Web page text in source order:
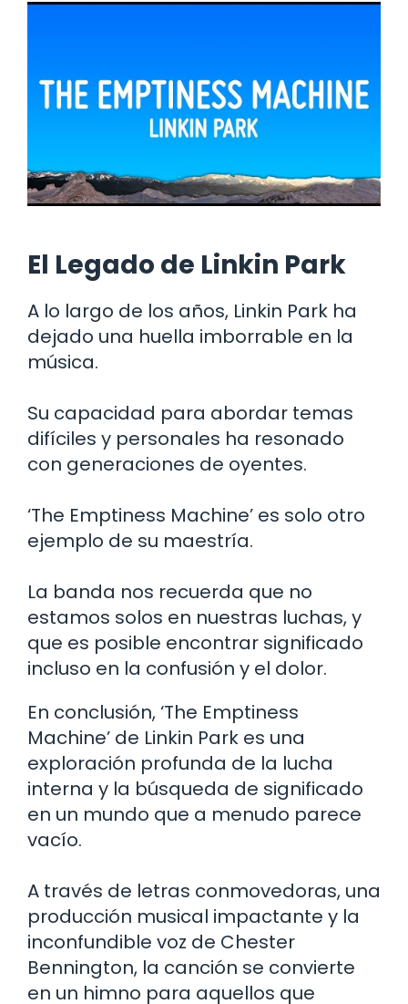
El Legado de Linkin Park
A lo largo de los años, Linkin Park ha
dejado una huella imborrable en la
música.
Su capacidad para abordar temas
difíciles y personales ha resonado
con generaciones de oyentes.
‘The Emptiness Machine’ es solo otro
ejemplo de su maestría.
La banda nos recuerda que no
estamos solos en nuestras luchas, y
que es posible encontrar significado
incluso en la confusión y el dolor.
En conclusión, ‘The Emptiness
Machine’ de Linkin Park es una
exploración profunda de la lucha
interna y la búsqueda de significado
en un mundo que a menudo parece
vacío.
A través de letras conmovedoras, una
producción musical impactante y la
inconfundible voz de Chester
Bennington, la canción se convierte
en un himno para aquellos que